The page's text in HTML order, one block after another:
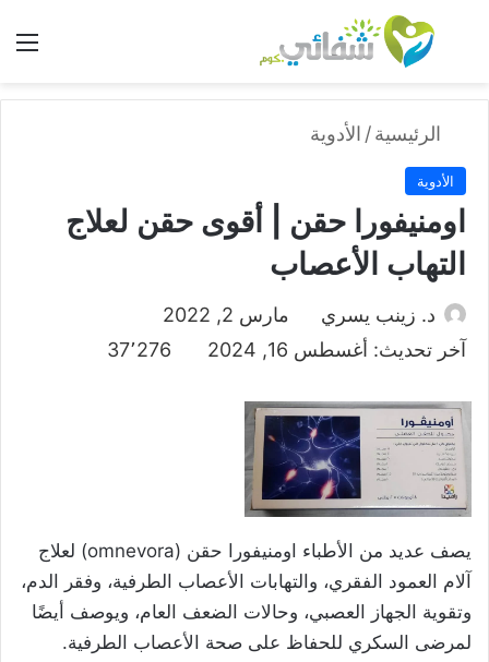
بحث عن
الرئيسية/ الأدوية
الأدوية
اومنيفورا حقن | أقوى حقن لعلاج
التهاب الأعصاب
د. زينب يسري
مارس 2, 2022
آخر تحديث: أغسطس 16, 2024
37٬276
يصف عديد من الأطباء اومنيفورا حقن (omnevora) لعلاج
آلام العمود الفقري، والتهابات الأعصاب الطرفية، وفقر الدم،
وتقوية الجهاز العصبي، وحالات الضعف العام، ويوصف أيضًا
لمرضى السكري للحفاظ على صحة الأعصاب الطرفية.